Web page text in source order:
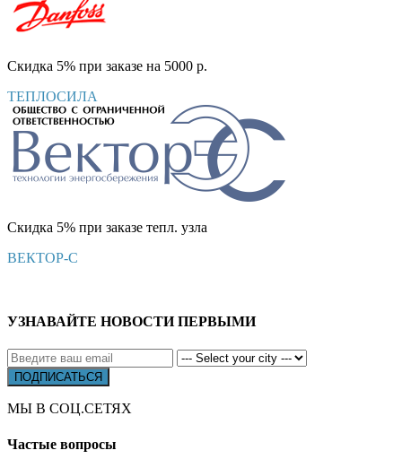
Скидка 5% при заказе на 5000 р.
ТЕПЛОСИЛА
Скидка 5% при заказе тепл. узла
ВЕКТОР-С
УЗНАВАЙТЕ НОВОСТИ ПЕРВЫМИ
МЫ В СОЦ.СЕТЯХ
Частые вопросы